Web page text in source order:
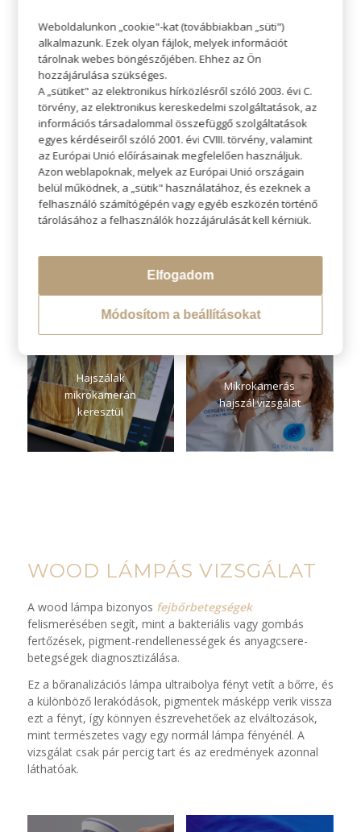
MIKROKAMERÁS HAJSZÁL
VIZSGÁLAT
Mikrokamerás hajszál vizsgálat esetén a haj szerkezetét
hajszálak és az ősz hajszálak mértékét is megtudjuk
állapítani, illetve hogy a hajszál teljes szerkezete vagy csak
Hajszálak
mikrokamerán
keresztül
Mikrokamerás
hajszál vizsgálat
WOOD LÁMPÁS VIZSGÁLAT
A wood lámpa bizonyos fejbőrbetegségek
felismerésében segít, mint a bakteriális vagy gombás
fertőzések, pigment-rendellenességek és anyagcsere-
betegségek diagnosztizálása.
Ez a bőranalizációs lámpa ultraibolya fényt vetít a bőrre, és
a különböző lerakódások, pigmentek másképp verik vissza
ezt a fényt, így könnyen észrevehetőek az elváltozások,
mint természetes vagy egy normál lámpa fényénél. A
vizsgálat csak pár percig tart és az eredmények azonnal
láthatóak.
Weboldalunkon „cookie"-kat (továbbiakban „süti")
alkalmazunk. Ezek olyan fájlok, melyek információt
tárolnak webes böngészőjében. Ehhez az Ön
hozzájárulása szükséges.
A „sütiket" az elektronikus hírközlésről szóló 2003. évi C.
törvény, az elektronikus kereskedelmi szolgáltatások, az
információs társadalommal összefüggő szolgáltatások
egyes kérdéseiről szóló 2001. évi CVIII. törvény, valamint
az Európai Unió előírásainak megfelelően használjuk.
Azon weblapoknak, melyek az Európai Unió országain
belül működnek, a „sütik" használatához, és ezeknek a
felhasználó számítógépén vagy egyéb eszközén történő
tárolásához a felhasználók hozzájárulását kell kérniük.
Elfogadom
Módosítom a beállításokat